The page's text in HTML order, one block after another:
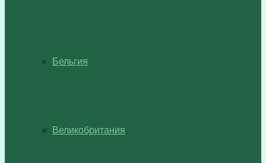
Бельгия
Великобритания